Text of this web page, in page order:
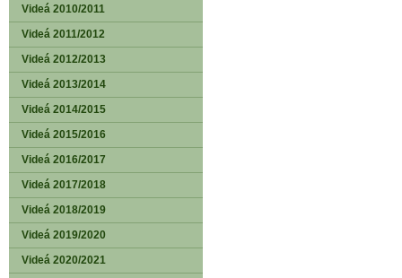
Videá 2010/2011
Videá 2011/2012
Videá 2012/2013
Videá 2013/2014
Videá 2014/2015
Videá 2015/2016
Videá 2016/2017
Videá 2017/2018
Videá 2018/2019
Videá 2019/2020
Videá 2020/2021